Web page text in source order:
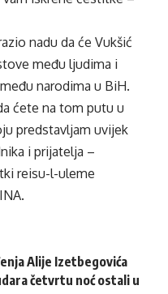
nadu da će Vukšić
među ljudima i
narodima u BiH.
ćete na tom putu u
predstavljam uvijek
i prijatelja –
reisu-l-uleme
Alije Izetbegovića
četvrtu noć ostali u